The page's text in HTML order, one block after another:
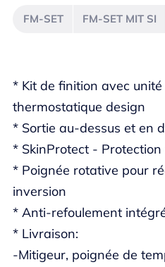
* Kit de finition avec
thermostatique design
* Sortie au-dessus et en
* SkinProtect -
* Poignée rotative pour
inversion
* Anti-refoulement
* Livraison:
-Mitigeur, poignée de
FM-SET FM-SET MIT SI